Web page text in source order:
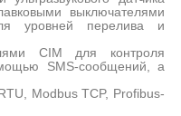
выключателями
уровней перелива и
CIM для контроля
SMS-сообщений, а
Modbus TCP, Profibus-